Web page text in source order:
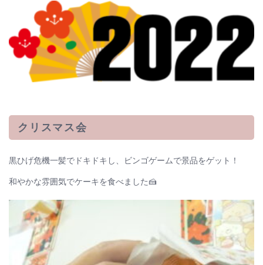
クリスマス会
黒ひげ危機一髪でドキドキし、ビンゴゲームで景品をゲット！
和やかな雰囲気でケーキを食べました🍰